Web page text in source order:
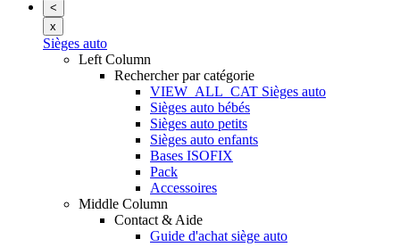
<
x
Sièges auto
Left Column
Rechercher par catégorie
VIEW_ALL_CAT Sièges auto
Sièges auto bébés
Sièges auto petits
Sièges auto enfants
Bases ISOFIX
Pack
Accessoires
Middle Column
Contact & Aide
Guide d'achat siège auto